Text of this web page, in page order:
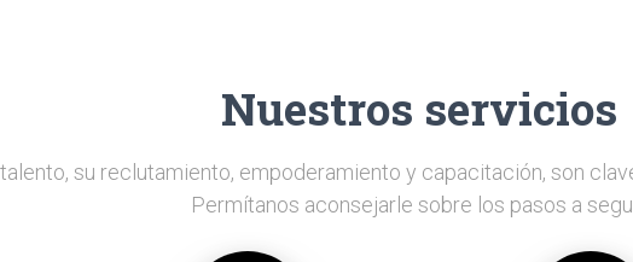
Nuestros servicios
talento, su reclutamiento, empoderamiento y capacitación, son
Permítanos aconsejarle sobre los pasos a